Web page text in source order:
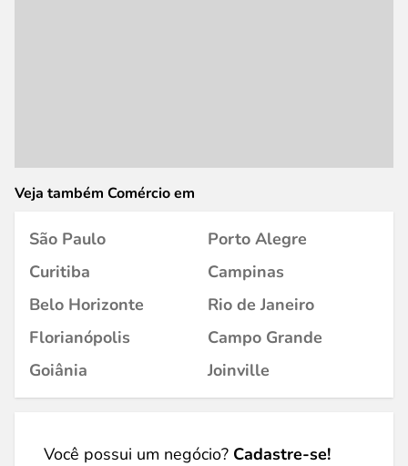
Veja também Comércio em
São Paulo
Porto Alegre
Curitiba
Campinas
Belo Horizonte
Rio de Janeiro
Florianópolis
Campo Grande
Goiânia
Joinville
Você possui um negócio? Cadastre-se!